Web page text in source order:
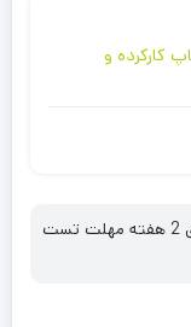
کارکرده و
تمامی محصولات فروشگاه های‌تک شاپ دارای 2 هفته مهلت تست